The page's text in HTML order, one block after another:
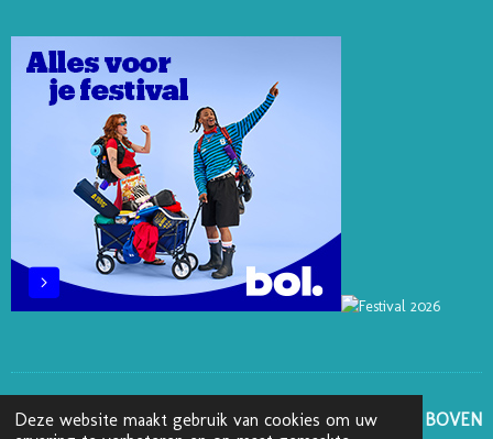
Deze website maakt gebruik van cookies om uw
E
S
T
I
N
O
R
M
GA NAAR BOVEN